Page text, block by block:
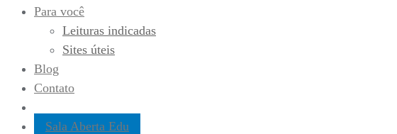
Para você
Leituras indicadas
Sites úteis
Blog
Contato
Sala Aberta Edu